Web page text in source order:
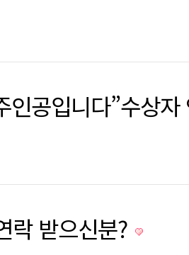
인공입니다”수상
락 받으신분?